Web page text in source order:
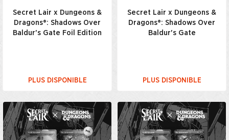
Secret Lair x Dungeons &
Dragons®: Shadows Over
Baldur's Gate Foil Edition
PLUS DISPONIBLE
Secret Lair x Dungeons &
Dragons®: Shadows Over
Baldur's Gate
PLUS DISPONIBLE